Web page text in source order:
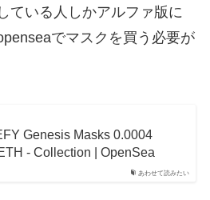
ている人しかアルファ版に
でマスクを買う必要が
あわせて読みたい
Genesis Masks 0.0004
- Collection | OpenSea